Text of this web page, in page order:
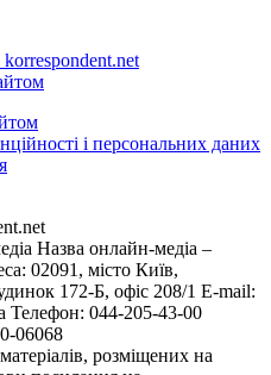
korrespondent.net
і персональних даних
Назва онлайн-медіа –
02091, місто Київ,
172-Б, офіс 208/1 E-mail:
Телефон: 044-205-43-00
06068
розміщених на